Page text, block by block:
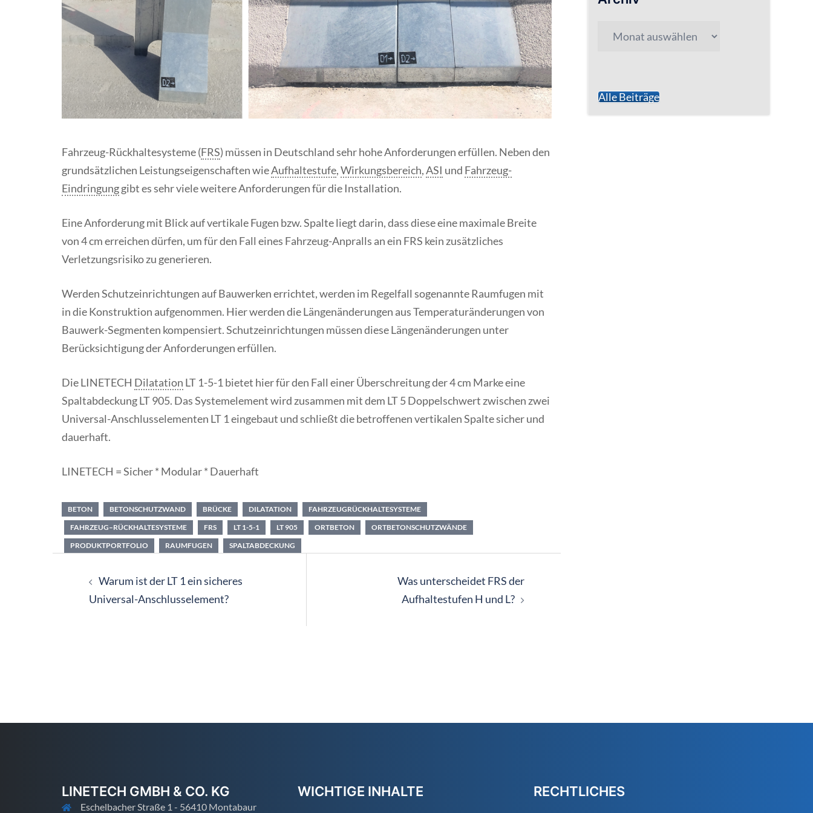
Fahrzeug-Rückhaltesysteme (FRS) müssen in Deutschland sehr hohe Anforderungen erfüllen. Neben den
grundsätzlichen Leistungseigenschaften wieAufhaltestufe,Wirkungsbereich,ASI und Fahrzeug-
Eindringunggibt es sehr viele weitere Anforderungen für die Installation.
Eine Anforderung mit Blick auf vertikale Fugen bzw. Spalte liegt darin, dass diese eine maximale Breite
von 4 cm erreichen dürfen, um für den Fall eines Fahrzeug-Anpralls an ein FRS kein zusätzliches
Verletzungsrisiko zu generieren.
Werden Schutzeinrichtungen auf Bauwerken errichtet, werden im Regelfall sogenannte Raumfugen mit
in die Konstruktion aufgenommen. Hier werden die Längenänderungen aus Temperaturänderungen von
Bauwerk-Segmenten kompensiert. Schutzeinrichtungen müssen diese Längenänderungen unter
Berücksichtigung der Anforderungen erfüllen.
Die LINETECH Dilatation LT 1-5-1 bietet hier für den Fall einer Überschreitung der 4 cm Marke eine
Spaltabdeckung LT 905. Das Systemelement wird zusammen mit dem LT 5 Doppelschwert zwischen zwei
Universal-Anschlusselementen LT 1 eingebaut und schließt die betroffenen vertikalen Spalte sicher und
dauerhaft.
LINETECH = Sicher * Modular * Dauerhaft
BETON BETONSCHUTZWAND BRÜCKE DILATATION
FAHRZEUGRÜCKHALTESYSTEME
FAHRZEUG–RÜCKHALTESYSTEME
FRS LT 1-5-1 LT 905 ORTBETON
ORTBETONSCHUTZWÄNDE
PRODUKTPORTFOLIO
RAUMFUGEN SPALTABDECKUNG
Warum ist der LT 1 ein sicheres
Universal-Anschlusselement?
Was unterscheidet FRS der
Aufhaltestufen H und L?
Archiv
Alle Beiträge
LINETECH GMBH & CO. KG
Eschelbacher Straße 1 - 56410 Montabaur
WICHTIGE INHALTE RECHTLICHES